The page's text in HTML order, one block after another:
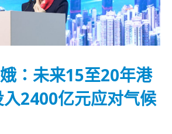
：未来15至20年港
2400亿元应对气候